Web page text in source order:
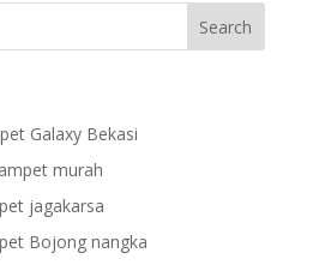
Galaxy Bekasi
murah
jagakarsa
Bojong nangka